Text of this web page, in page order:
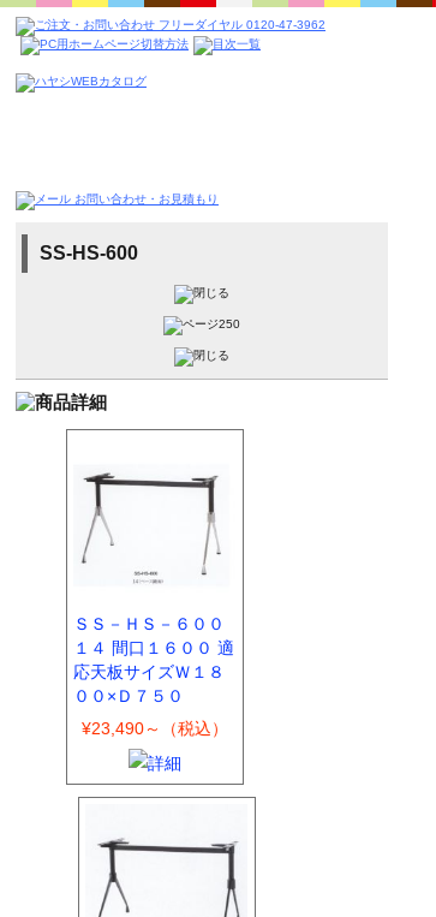
SS-HS-600
ＳＳ－ＨＳ－６００
１４ 間口１６００ 適
応天板サイズＷ１８
００×Ｄ７５０
¥23,490～（税込）